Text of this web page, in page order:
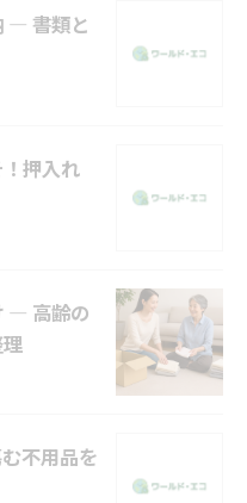
― 書類と
押入れ
― 高齢の
不用品を